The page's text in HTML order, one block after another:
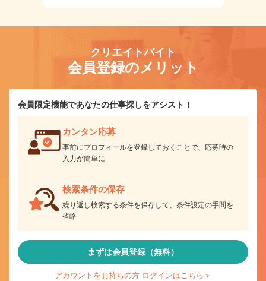
クリエイトバイト
会員登録のメリット
会員限定機能であなたの仕事探しをアシスト！
カンタン応募
事前にプロフィールを登録しておくことで、応募時の
入力が簡単に
検索条件の保存
繰り返し検索する条件を保存して、条件設定の手間を
省略
まずは会員登録（無料）
アカウントをお持ちの方 ログインはこちら＞